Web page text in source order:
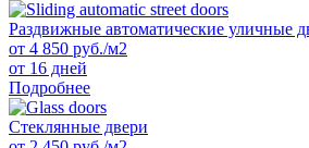
Раздвижные автоматические уличные
от 4 850 руб./м2
от 16 дней
Подробнее
Стеклянные двери